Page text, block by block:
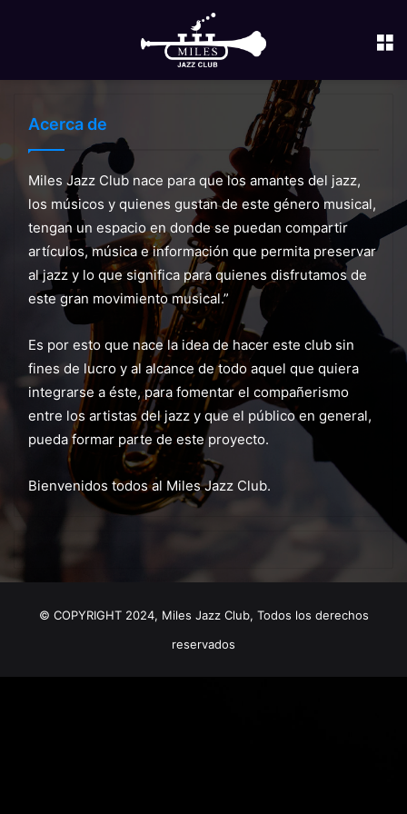
Acerca de
Miles Jazz Club nace para que los amantes del jazz,
los músicos y quienes gustan de este género musical,
tengan un espacio en donde se puedan compartir
artículos, música e información que permita preservar
al jazz y lo que significa para quienes disfrutamos de
este gran movimiento musical.”
Es por esto que nace la idea de hacer este club sin
fines de lucro y al alcance de todo aquel que quiera
integrarse a éste, para fomentar el compañerismo
entre los artistas del jazz y que el público en general,
pueda formar parte de este proyecto.
Bienvenidos todos al Miles Jazz Club.
© COPYRIGHT 2024, Miles Jazz Club, Todos los derechos
reservados